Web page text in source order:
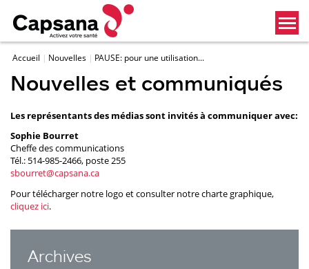
Accueil Nouvelles PAUSE: pour une utilisation...
Nouvelles et communiqués
Les représentants des médias sont invités à communiquer avec:
Sophie Bourret
Cheffe des communications
Tél.: 514-985-2466, poste 255
sbourret@capsana.ca
Pour télécharger notre logo et consulter notre charte graphique,
cliquez ici.
Archives